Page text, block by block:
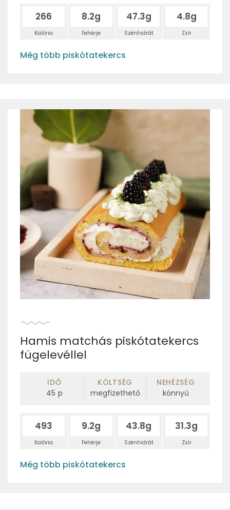
266
Kalória
8.2g
Fehérje
47.3g
Szénhidrát
4.8g
Zsír
Még több piskótatekercs
Hamis matchás piskótatekercs
fügelevéllel
IDŐ
45 p
KÖLTSÉG
megfizethető
NEHÉZSÉG
könnyű
493
Kalória
9.2g
Fehérje
43.8g
Szénhidrát
31.3g
Zsír
Még több piskótatekercs